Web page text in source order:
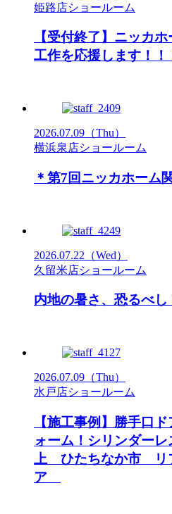
姫路店ショールーム
【受付終了】ニッカ
工作を応援します！！
2026.07.09 （Thu）
横浜泉店ショールーム
＊第7回ニッカホーム
2026.07.22 （Wed）
久留米店ショールーム
内地の暑さ、恐るべし
2026.07.09 （Thu）
水戸店ショールーム
【施工事例】勝手口
ォーム！シリンダー
上 ひたちなか市 リ
ア